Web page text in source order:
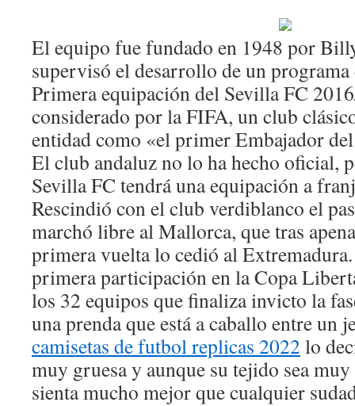
El equipo fue fundado en 1948 por
supervisó el desarrollo de un
Primera equipación del Sevilla FC
considerado por la FIFA, un club
entidad como «el primer Embajador
El club andaluz no lo ha hecho oficial,
Sevilla FC tendrá una equipación a
Rescindió con el club verdiblanco el
marchó libre al Mallorca, que tras
primera vuelta lo cedió al
primera participación en la Copa
los 32 equipos que finaliza invicto la
una prenda que está a caballo entre un
camisetas de futbol replicas 2022 lo
muy gruesa y aunque su tejido sea muy
sienta mucho mejor que cualquier